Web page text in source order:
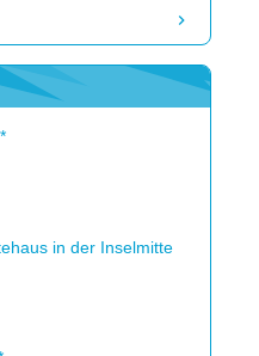
in der Inselmitte